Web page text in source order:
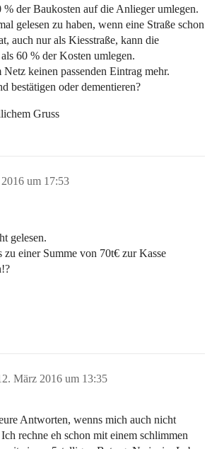
der Baukosten auf die Anlieger umlegen.
gelesen zu haben, wenn eine Straße schon
auch nur als Kiesstraße, kann die
60 % der Kosten umlegen.
keinen passenden Eintrag mehr.
bestätigen oder dementieren?
Gruss
um 17:53
gelesen.
einer Summe von 70t€ zur Kasse
März 2016 um 13:35
Antworten, wenns mich auch nicht
rechne eh schon mit einem schlimmen